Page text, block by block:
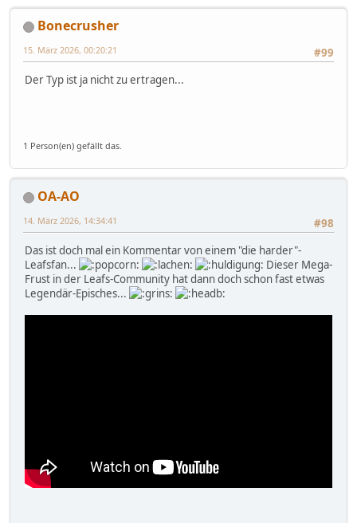
Bonecrusher
#99
15. März 2026, 00:20:21
Der Typ ist ja nicht zu ertragen...
1 Person(en) gefällt das.
OA-AO
#98
14. März 2026, 14:34:41
Das ist doch mal ein Kommentar von einem "die harder"-
Leafsfan...
Dieser Mega-
Frust in der Leafs-Community hat dann doch schon fast etwas
Legendär-Episches...